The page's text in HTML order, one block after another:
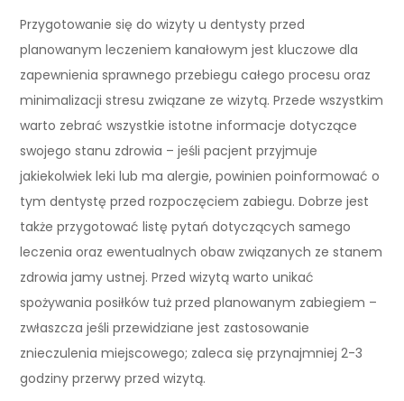
Przygotowanie się do wizyty u dentysty przed
planowanym leczeniem kanałowym jest kluczowe dla
zapewnienia sprawnego przebiegu całego procesu oraz
minimalizacji stresu związane ze wizytą. Przede wszystkim
warto zebrać wszystkie istotne informacje dotyczące
swojego stanu zdrowia – jeśli pacjent przyjmuje
jakiekolwiek leki lub ma alergie, powinien poinformować o
tym dentystę przed rozpoczęciem zabiegu. Dobrze jest
także przygotować listę pytań dotyczących samego
leczenia oraz ewentualnych obaw związanych ze stanem
zdrowia jamy ustnej. Przed wizytą warto unikać
spożywania posiłków tuż przed planowanym zabiegiem –
zwłaszcza jeśli przewidziane jest zastosowanie
znieczulenia miejscowego; zaleca się przynajmniej 2-3
godziny przerwy przed wizytą.